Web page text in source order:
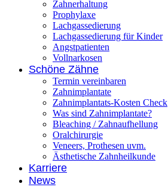
Zahnerhaltung
Prophylaxe
Lachgassedierung
Lachgassedierung für Kinder
Angstpatienten
Vollnarkosen
Schöne Zähne
Termin vereinbaren
Zahnimplantate
Zahnimplantats-Kosten Check
Was sind Zahnimplantate?
Bleaching / Zahnaufhellung
Oralchirurgie
Veneers, Prothesen uvm.
Ästhetische Zahnheilkunde
Karriere
News